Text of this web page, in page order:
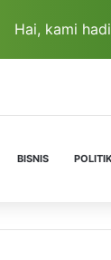
Hai, kami
BISNIS